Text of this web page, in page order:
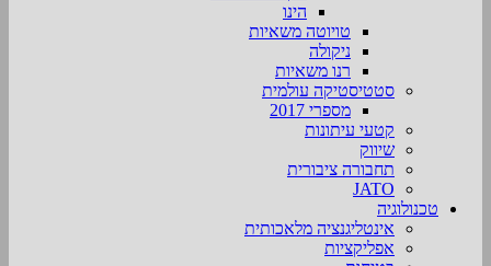
הינו
טויוטה משאיות
ניקולה
רנו משאיות
סטטיסטיקה עולמית
מספרי 2017
קטעי עיתונות
שיווק
תחבורה ציבורית
JATO
טכנולוגיה
אינטליגנציה מלאכותית
אפליקציות